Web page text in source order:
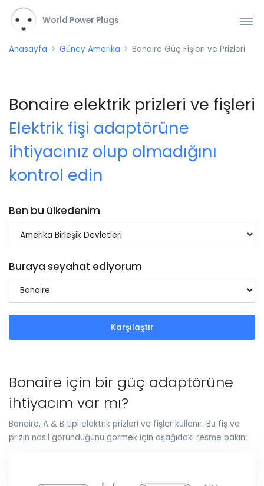
World Power Plugs
Anasayfa Güney Amerika Bonaire Güç Fişleri ve Prizleri
Bonaire elektrik prizleri ve fişleri
Elektrik fişi adaptörüne
ihtiyacınız olup olmadığını
kontrol edin
Ben bu ülkedenim
Buraya seyahat ediyorum
Karşılaştır
Bonaire için bir güç adaptörüne
ihtiyacım var mı?
Bonaire, A & B tipi elektrik prizleri ve fişler kullanır. Bu fiş ve
prizin nasıl göründüğünü görmek için aşağıdaki resme bakın: